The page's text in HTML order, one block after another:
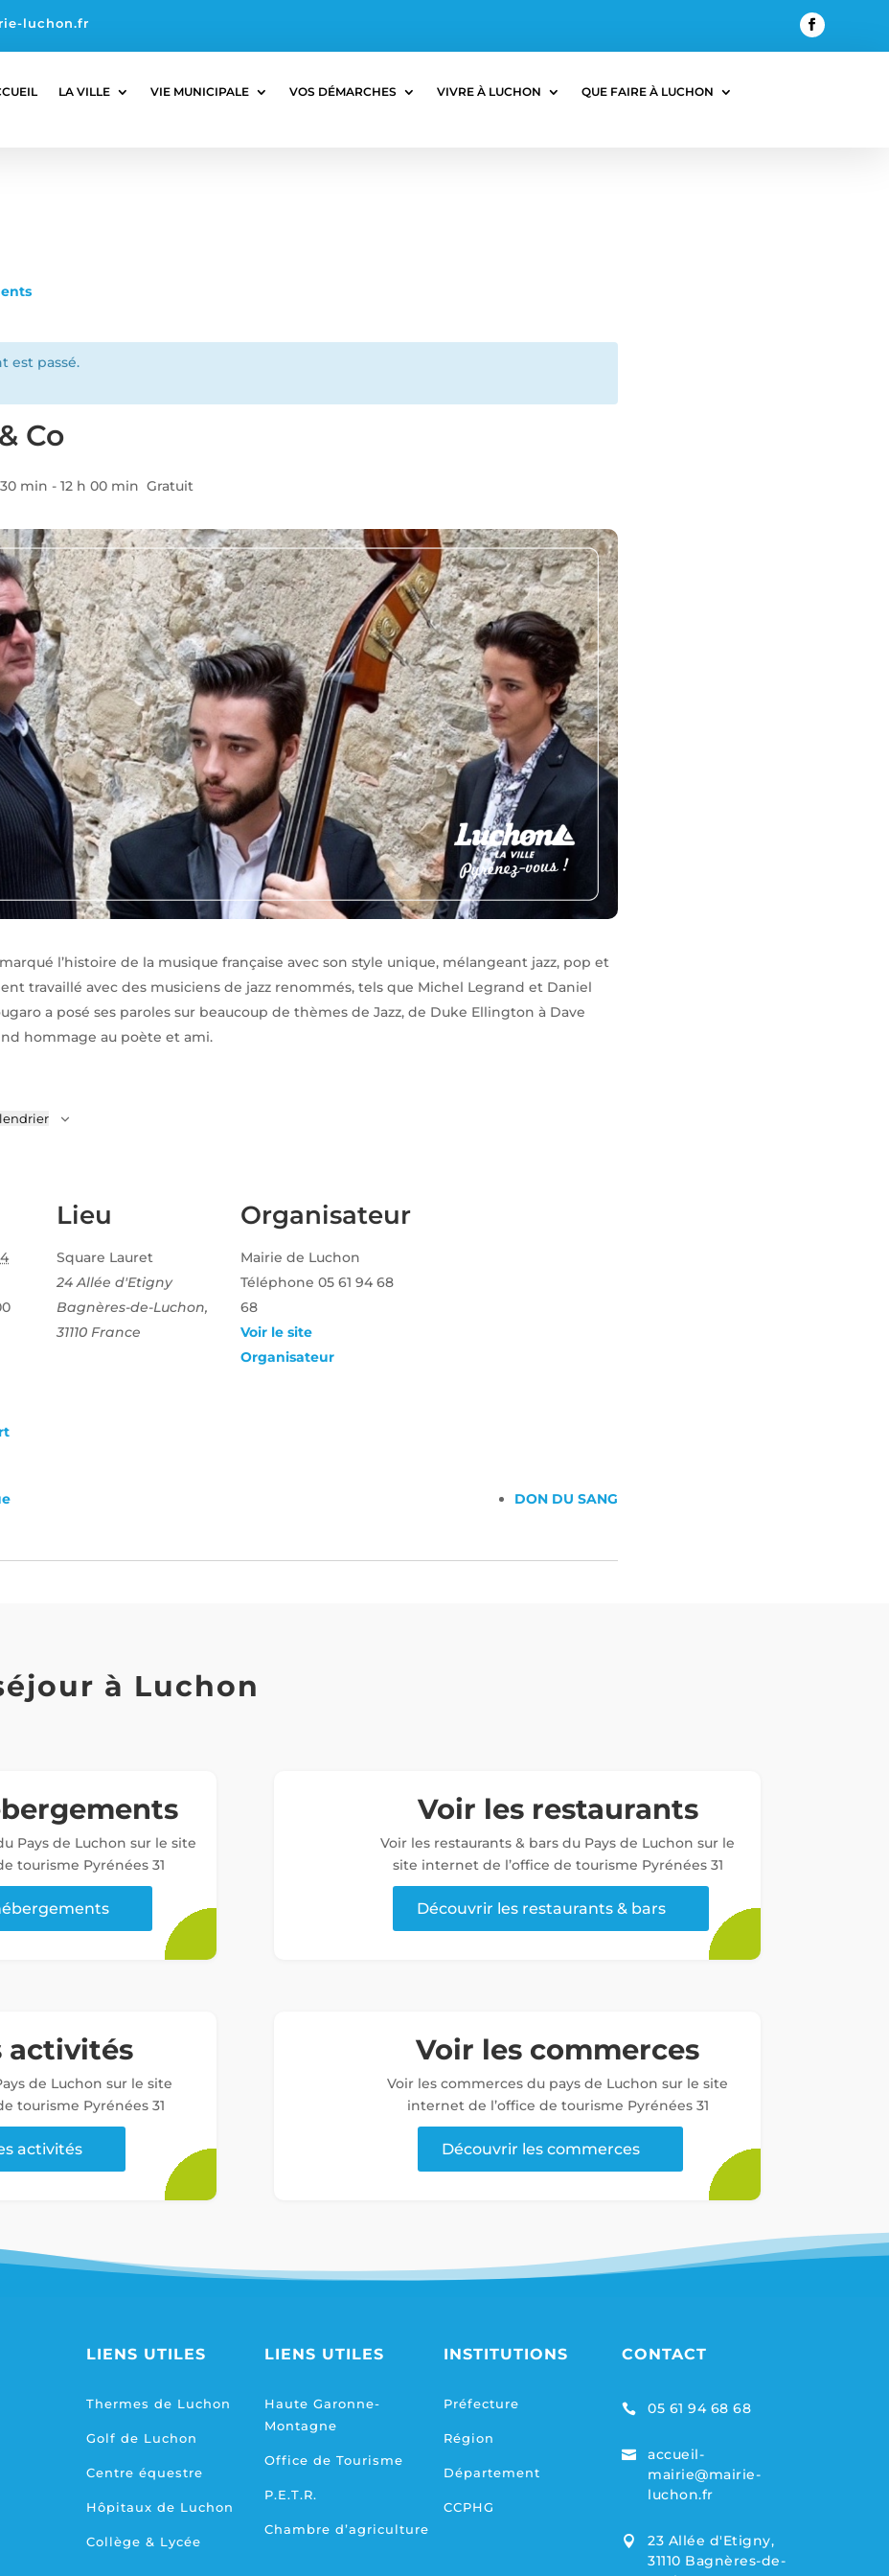
luchon.fr
LA VILLE VIE MUNICIPALE VOS DÉMARCHES VIVRE À LUCHON QUE FAIRE À LUCHON
est passé.
Co
min -12 h 00 min Gratuit
l’histoire de la musique française avec son style unique, mélangeant jazz, pop et
travaillé avec des musiciens de jazz renommés, tels que Michel Legrand et Daniel
a posé ses paroles sur beaucoup de thèmes de Jazz, de Duke Ellington à Dave
hommage au poète et ami.
Lieu
Square Lauret
24 Allée d'Etigny
Bagnères-de-Luchon,
31110 France
Organisateur
Mairie de Luchon
Téléphone05 61 94 68
68
Voir le site
Organisateur
DON DU SANG
à Luchon
Pays de Luchon sur le site
tourisme Pyrénées 31
Voir les restaurants
Voir les restaurants & bars du Pays de Luchon sur le
site internet de l’office de tourisme Pyrénées 31
Découvrir les restaurants & bars
activités
de Luchon sur le site
tourisme Pyrénées 31
activités
Voir les commerces
Voir les commerces du pays de Luchon sur le site
internet de l’office de tourisme Pyrénées 31
Découvrir les commerces
LIENS UTILES
Thermes de Luchon
Golf de Luchon
Centre équestre
Hôpitaux de Luchon
Collège & Lycée
LIENS UTILES
Haute Garonne-
Montagne
Office de Tourisme
P.E.T.R.
Chambre d’agriculture
INSTITUTIONS
Préfecture
Région
Département
CCPHG
CONTACT
 05 61 94 68 68

accueil-
mairie@mairie-
luchon.fr

23 Allée d'Etigny,
31110 Bagnères-de-